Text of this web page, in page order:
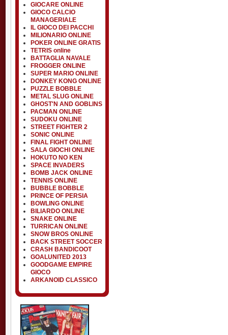
GIOCARE ONLINE
GIOCO CALCIO
MANAGERIALE
IL GIOCO DEI PACCHI
MILIONARIO ONLINE
POKER ONLINE GRATIS
TETRIS online
BATTAGLIA NAVALE
FROGGER ONLINE
SUPER MARIO ONLINE
DONKEY KONG ONLINE
PUZZLE BOBBLE
METAL SLUG ONLINE
GHOST'N AND GOBLINS
PACMAN ONLINE
SUDOKU ONLINE
STREET FIGHTER 2
SONIC ONLINE
FINAL FIGHT ONLINE
SALA GIOCHI ONLINE
HOKUTO NO KEN
SPACE INVADERS
BOMB JACK ONLINE
TENNIS ONLINE
BUBBLE BOBBLE
PRINCE OF PERSIA
BOWLING ONLINE
BILIARDO ONLINE
SNAKE ONLINE
TURRICAN ONLINE
SNOW BROS ONLINE
BACK STREET SOCCER
CRASH BANDICOOT
GOALUNITED 2013
GOODGAME EMPIRE
GIOCO
ARKANOID CLASSICO